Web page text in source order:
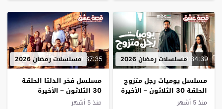
00:34:39مسلسلات رمضان 2026
مسلسل يوميات رجل متزوج
الحلقة 30 الثلاثون – الأخيرة
منذ 5 أشهر
00:37:35مسلسلات رمضان 2026
مسلسل فخر الدلتا الحلقة
30 الثلاثون – الأخيرة
منذ 5 أشهر